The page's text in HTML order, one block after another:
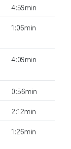
4:59min
1:06min
4:09min
0:56min
2:12min
1:26min